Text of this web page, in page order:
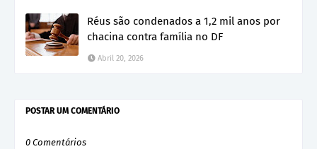
Réus são condenados a 1,2 mil anos por
chacina contra família no DF
Abril 20, 2026
POSTAR UM COMENTÁRIO
0 Comentários